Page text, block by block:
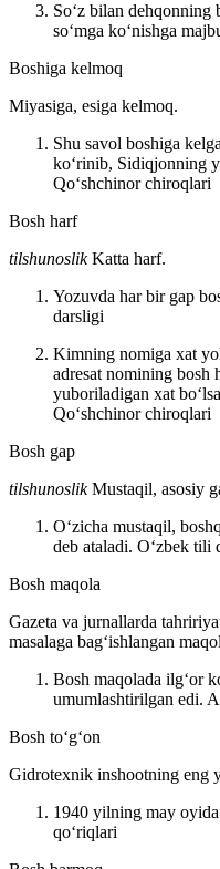
Soʻz bilan
soʻmga koʻnishga
Boshiga kelmoq
Miyasiga, esiga kelmoq.
Shu savol boshiga
koʻrinib, Sidiqjonning
Qoʻshchinor chiroqlari
Bosh harf
tilshunoslikKatta harf.
Yozuvda har bir gap
darsligi
Kimning nomiga xat
adresat nomining bosh
yuboriladigan xat
Qoʻshchinor chiroqlari
Bosh gap
tilshunoslikMustaqil, asosiy
Oʻzicha mustaqil,
deb ataladi. Oʻzbek tili
Bosh maqola
Gazeta va jurnallarda
masalaga bagʻishlangan
Bosh maqolada ilgʻor
umumlashtirilgan edi.
Bosh toʻgʻon
Gidrotexnik inshootning eng
1940 yilning may oyida
qoʻriqlari